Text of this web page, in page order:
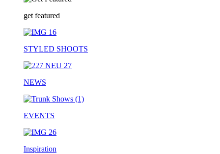
get featured
STYLED SHOOTS
NEWS
EVENTS
Inspiration